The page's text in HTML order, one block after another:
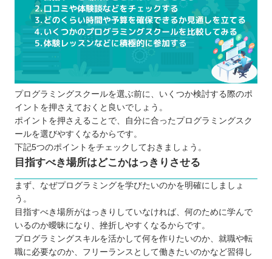
どのようなサポートを行っているか
受講料はどのくらいかかるか
プログラミングスクールに通う5つのメリット
独学より効率的に学習を進められる
就職・転職が有利になる
実務で役立つ知識やスキルが身に付く
プログラミングスクールに通う3つのデメリット
全てのスクールで同じ内容を学べるわけで
はない
スケジュールがあらかじめ決められている
ケースが多い
どんなプログラミング言語を学ぶのが良いのか
プログラミングスクールを選ぶ前に、いくつか検討する際のポ
イントを押さえておくと良いでしょう。
ポイントを押さえることで、自分に合ったプログラミングスク
ールを選びやすくなるからです。
下記5つのポイントをチェックしておきましょう。
目指すべき場所はどこかはっきりさせる
まず、なぜプログラミングを学びたいのかを明確にしましょ
う。
目指すべき場所がはっきりしていなければ、何のために学んで
いるのか曖昧になり、挫折しやすくなるからです。
プログラミングスキルを活かして何を作りたいのか、就職や転
職に必要なのか、フリーランスとして働きたいのかなど習得し